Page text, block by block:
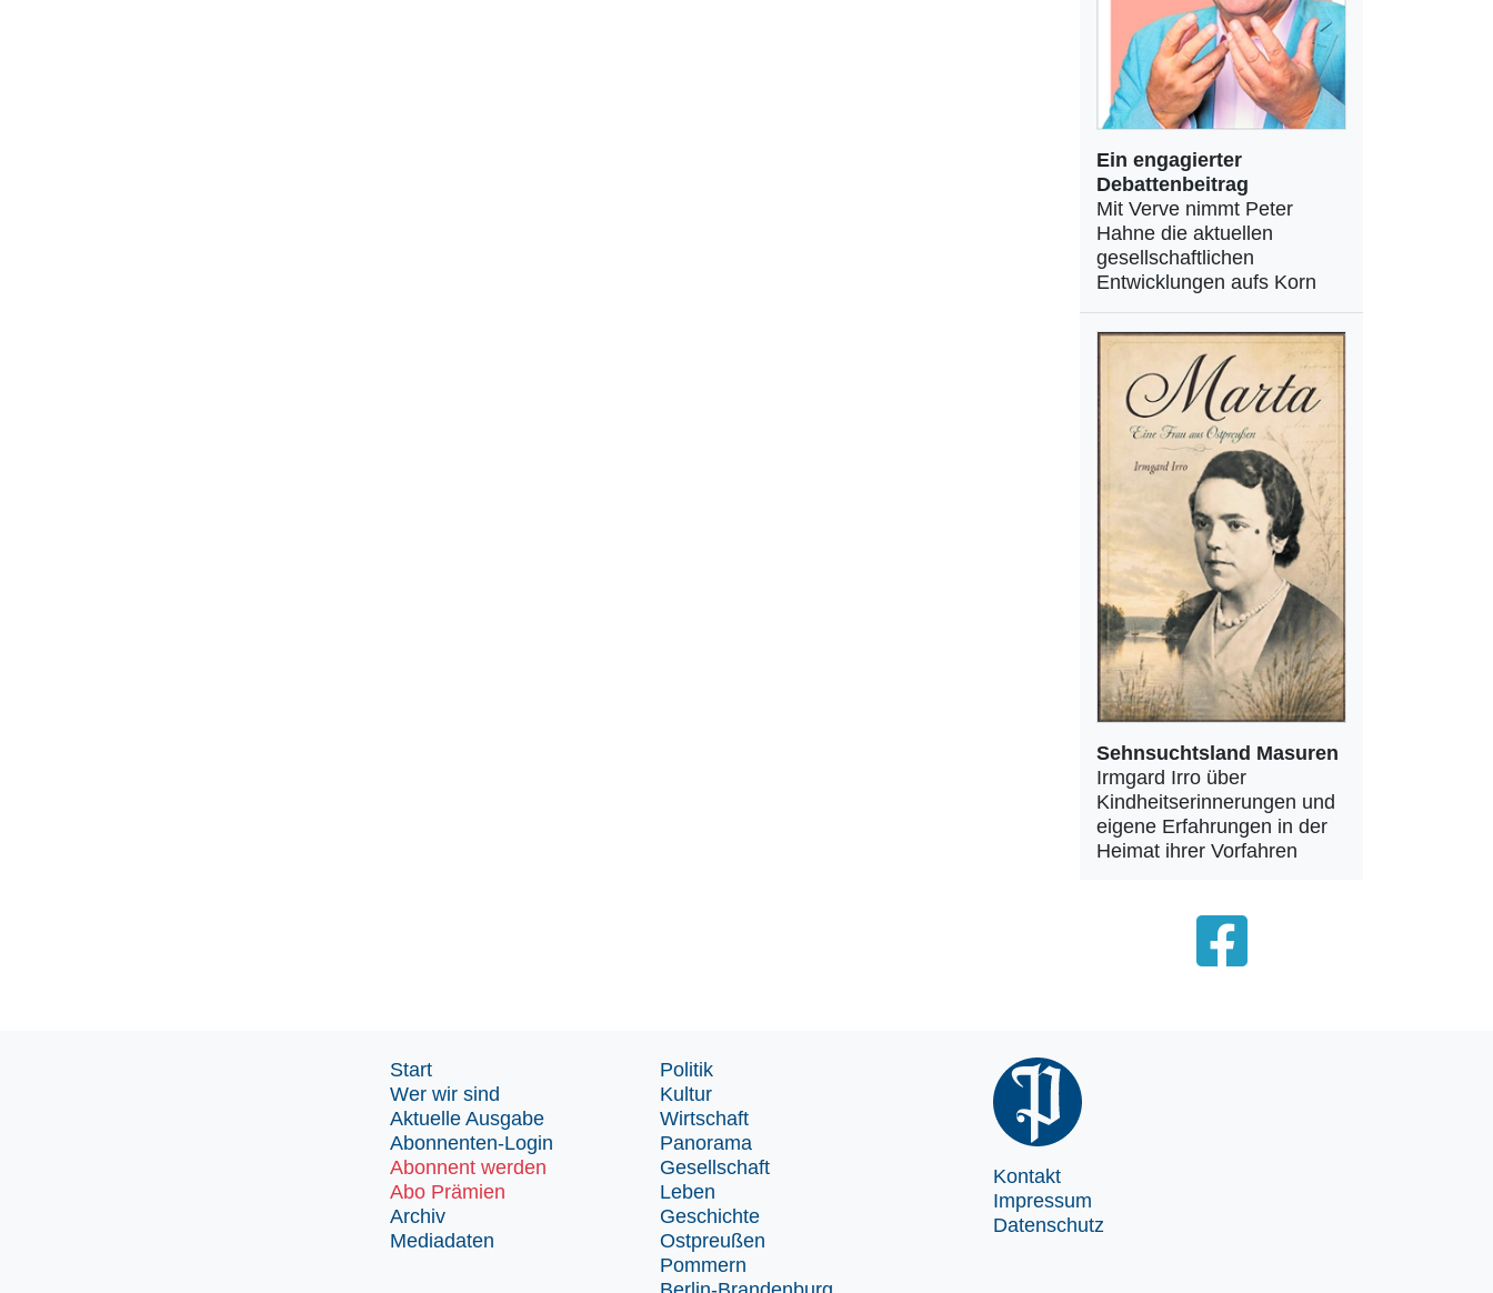
Ein engagierter
Debattenbeitrag
Mit Verve nimmt Peter
Hahne die aktuellen
gesellschaftlichen
Entwicklungen aufs Korn
Sehnsuchtsland Masuren
Irmgard Irro über
Kindheitserinnerungen und
eigene Erfahrungen in der
Heimat ihrer Vorfahren
Start
Wer wir sind
Aktuelle Ausgabe
Abonnenten-Login
Abonnent werden
Abo Prämien
Archiv
Mediadaten
Politik
Kultur
Wirtschaft
Panorama
Gesellschaft
Leben
Geschichte
Ostpreußen
Pommern
Kontakt
Impressum
Datenschutz